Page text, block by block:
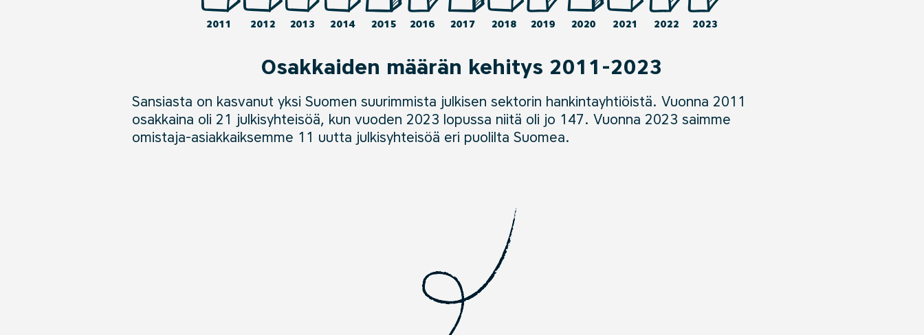
Osakkaiden määrän kehitys 2011-2023
Sansiasta on kasvanut yksi Suomen suurimmista julkisen sektorin hankintayhtiöistä. Vuonna 2011
osakkaina oli 21 julkisyhteisöä, kun vuoden 2023 lopussa niitä oli jo 147. Vuonna 2023 saimme
omistaja-asiakkaiksemme 11 uutta julkisyhteisöä eri puolilta Suomea.